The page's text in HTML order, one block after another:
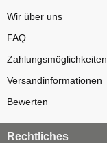
Wir über uns
FAQ
Zahlungsmöglichkeiten
Versandinformationen
Bewerten
Rechtliches